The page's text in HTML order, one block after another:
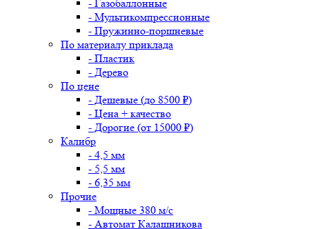
- Газобаллонные
- Мультикомпрессионные
- Пружинно-поршневые
По материалу приклада
- Пластик
- Дерево
По цене
- Дешевые (до 8500 ₽)
- Цена + качество
- Дорогие (от 15000 ₽)
Калибр
- 4,5 мм
- 5,5 мм
- 6,35 мм
Прочие
- Мощные 380 м/с
- Автомат Калашникова